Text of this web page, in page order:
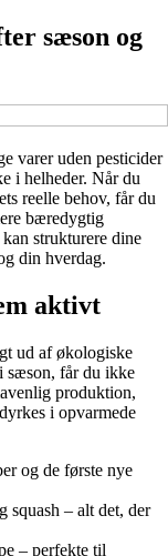
sæson og
varer uden pesticider
i helheder. Når du
reelle behov, får du
bæredygtig
strukturere dine
din hverdag.
aktivt
ud af økologiske
sæson, får du ikke
produktion,
i opvarmede
og de første nye
squash – alt det, der
– perfekte til